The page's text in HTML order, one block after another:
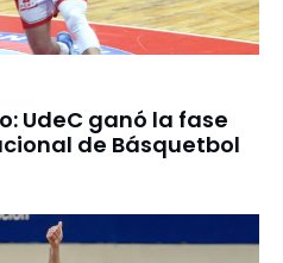
UdeC ganó la fase
de Básquetbol